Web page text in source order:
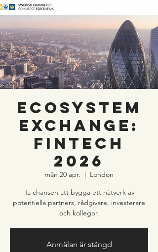
ECOSYSTEM
EXCHANGE:
FINTECH
2026
mån 20 apr.
  |
London
Ta chansen att bygga ett nätverk av
potentiella partners, rådgivare, investerare
och kollegor.
Anmälan är stängd